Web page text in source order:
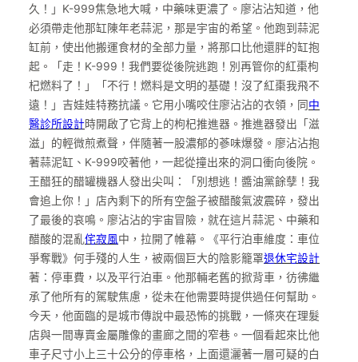
久！」K-999焦急地大喊，中藥味更濃了。廖沾沾知道，他
必須帶走他那缸陳年老蒜泥，那是宇宙的希望。他跑到蒜泥
缸前，使出他搬運食材的全部力量，將那口比他還胖的缸抱
起。「走！K-999！我們要從後院逃跑！別再管你的紅棗枸
杞燃料了！」「不行！燃料是文明的基礎！沒了紅棗我飛不
遠！」吉娃娃特務抗議。它用小嘴咬住廖沾沾的衣領，同中
醫診所設計時開啟了它背上的枸杞推進器。推進器發出「滋
滋」的輕微煎煮聲，伴隨著一股濃郁的蔘味爆發。廖沾沾抱
著蒜泥缸、K-999咬著他，一起從撞出來的洞口衝向後院。
王醋狂的醋罐機器人發出尖叫：「別想逃！醬油黨餘孽！我
會追上你！」店內剩下的所有空盤子被醋酸氣波震碎，發出
了最後的哀鳴。廖沾沾的宇宙冒險，就在這片蒜泥、中藥和
醋酸的混亂侘寂風中，拉開了帷幕。《平行泊車維度：車位
爭奪戰》何手殘的人生，被兩個巨大的陰影籠罩退休宅設計
著：停車費，以及平行泊車。他那輛老舊的掀背車，彷彿繼
承了他所有的駕駛焦慮，從未在他需要時提供過任何幫助。
今天，他面臨的是城市傳說中最恐怖的挑戰，一條夾在理髮
店與一間專賣金屬雕像的畫廊之間的窄巷。一個看起來比他
車子尺寸小上三十公分的停車格，上面還灑著一層可疑的白